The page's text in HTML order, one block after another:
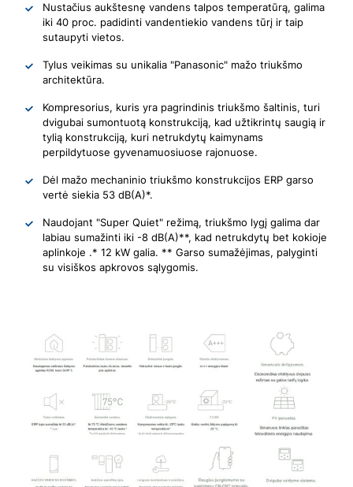
Nustačius aukštesnę vandens talpos temperatūrą, galima
iki 40 proc. padidinti vandentiekio vandens tūrį ir taip
sutaupyti vietos.
Tylus veikimas su unikalia "Panasonic" mažo triukšmo
architektūra.
Kompresorius, kuris yra pagrindinis triukšmo šaltinis, turi
dvigubai sumontuotą konstrukciją, kad užtikrintų saugią ir
tylią konstrukciją, kuri netrukdytų kaimynams
perpildytuose gyvenamuosiuose rajonuose.
Dėl mažo mechaninio triukšmo konstrukcijos ERP garso
vertė siekia 53 dB(A)*.
Naudojant "Super Quiet" režimą, triukšmo lygį galima dar
labiau sumažinti iki -8 dB(A)**, kad netrukdytų bet kokioje
aplinkoje .* 12 kW galia. ** Garso sumažėjimas, palyginti
su visiškos apkrovos sąlygomis.